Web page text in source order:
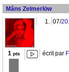
Måns Zelmerlöw
1. 07/
1 pts écrit par